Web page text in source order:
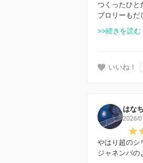
つくったひと
ブロリーもだ
>>続きを読む
いいね！
はな
2026/
やはり超のシ
ジャネンバの